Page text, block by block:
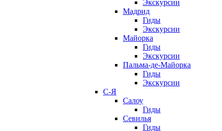
Экскурсии
Мадрид
Гиды
Экскурсии
Майорка
Гиды
Экскурсии
Пальма-де-Майорка
Гиды
Экскурсии
С-Я
Салоу
Гиды
Севилья
Гиды